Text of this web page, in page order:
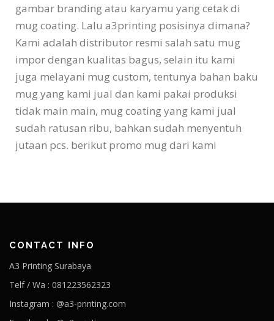
gambar branding atau karyamu yang cetak di
mug coating. Lalu a3printing posisinya dimana?
Kami adalah distributor resmi salah satu mug
impor dengan kualitas bagus, selain itu kami
juga melayani mug custom, tentunya bahan baku
mug yang kami jual dan kami pakai produksi
tidak main main, mug coating yang kami jual
sudah ratusan ribu, bahkan sudah menyentuh
jutaan pcs. berikut promo mug dari kami
CONTACT INFO
A3 Printing Surabaya
Telf / Wa : 081223562323
Instagram : @a3-printing.com